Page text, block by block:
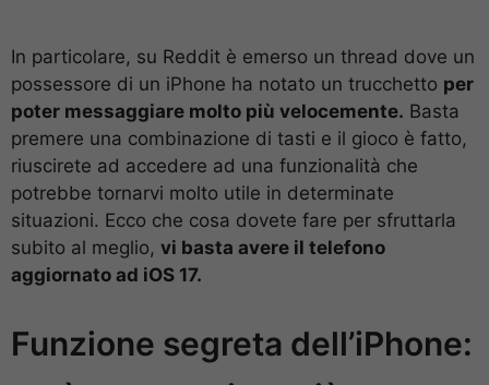
In particolare, su Reddit è emerso un thread dove un
possessore di un iPhone ha notato un trucchetto per
poter messaggiare molto più velocemente. Basta
premere una combinazione di tasti e il gioco è fatto,
riuscirete ad accedere ad una funzionalità che
potrebbe tornarvi molto utile in determinate
situazioni. Ecco che cosa dovete fare per sfruttarla
subito al meglio, vi basta avere il telefono
aggiornato ad iOS 17.
Funzione segreta dell’iPhone: